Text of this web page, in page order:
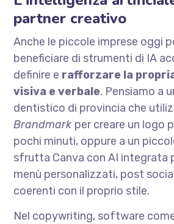
partner creativo
Anche le piccole imprese oggi
beneficiare di strumenti di IA
definire e rafforzare la
visiva e verbale. Pensiamo a
dentistico di provincia che
Brandmark per creare un logo
pochi minuti, oppure a un
sfrutta Canva con AI integrata
menù personalizzati, post
coerenti con il proprio stile.
Nel copywriting, software